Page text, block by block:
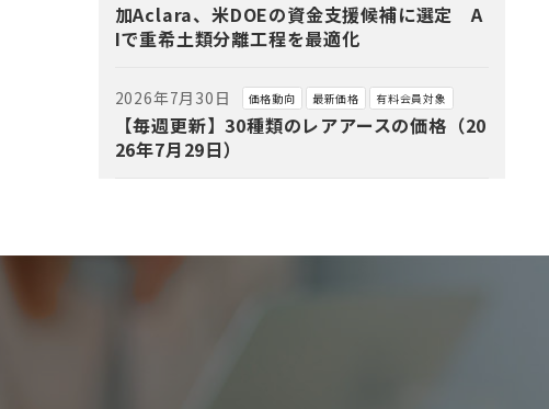
加Aclara、米DOEの資金支援候補に選定 A
Iで重希土類分離工程を最適化
2026年7月30日 価格動向 最新価格 有料会員対象
【毎週更新】30種類のレアアースの価格（20
26年7月29日）